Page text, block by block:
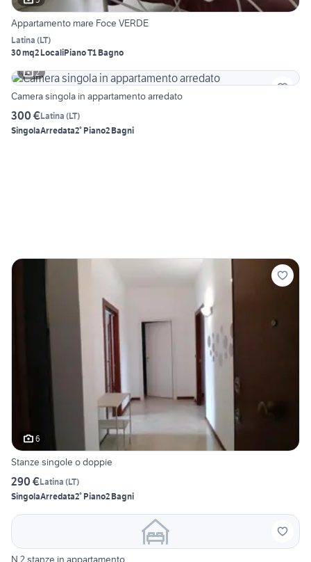
Appartamento mare Foce VERDE
Latina (LT)
30 mq2 LocaliPiano T1 Bagno
2
Camera singola in appartamento arredato
300 €Latina (LT)
SingolaArredata2° Piano2 Bagni
6
Stanze singole o doppie
290 €Latina (LT)
SingolaArredata2° Piano2 Bagni
N.2 stanze in appartamento